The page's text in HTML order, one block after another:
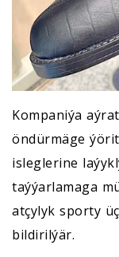
Kompaniýa
öndürmäge
isleglerine
taýýarlamaga
atçylyk sporty
bildirilýär.